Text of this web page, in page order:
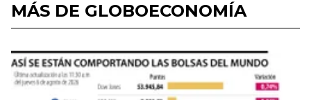
MÁS DE GLOBOECONOMÍA